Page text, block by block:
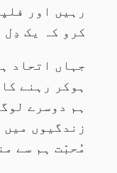
کرو کہ یک
جہاں اتحاد
ہوکر رہنے
ہم دوسرے
زندگیوں
مُحبّت ہم سے